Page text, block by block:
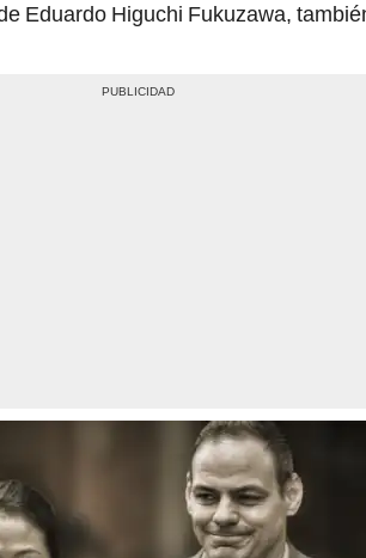
Eduardo Higuchi Fukuzawa,